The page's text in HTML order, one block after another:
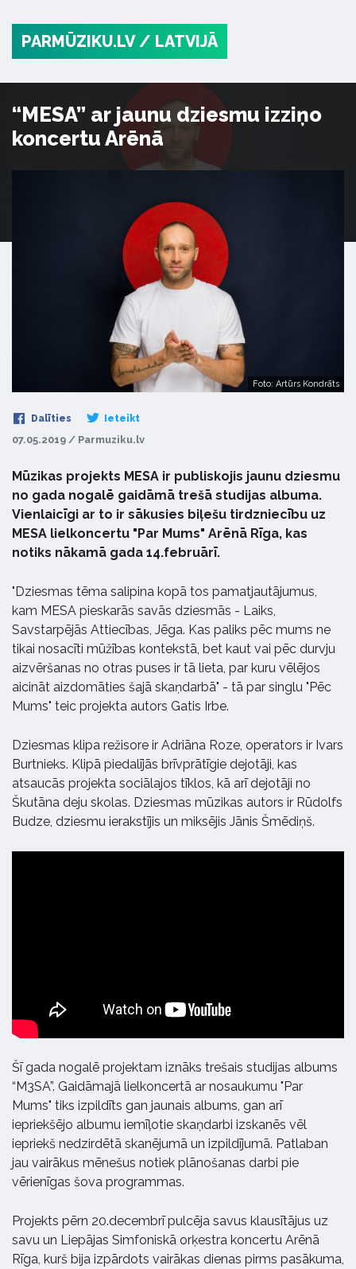
PARMŪZIKU.LV / LATVIJĀ
“MESA” ar jaunu dziesmu izziņo
koncertu Arēnā
Foto: Artūrs Kondrāts
Dalīties Ieteikt
07.05.2019 / Parmuziku.lv
Mūzikas projekts MESA ir publiskojis jaunu dziesmu
no gada nogalē gaidāmā trešā studijas albuma.
Vienlaicīgi ar to ir sākusies biļešu tirdzniecību uz
MESA lielkoncertu "Par Mums" Arēnā Rīga, kas
notiks nākamā gada 14.februārī.
"Dziesmas tēma salipina kopā tos pamatjautājumus,
kam MESA pieskarās savās dziesmās - Laiks,
Savstarpējās Attiecības, Jēga. Kas paliks pēc mums ne
tikai nosacīti mūžības kontekstā, bet kaut vai pēc durvju
aizvēršanas no otras puses ir tā lieta, par kuru vēlējos
aicināt aizdomāties šajā skaņdarbā" - tā par singlu "Pēc
Mums" teic projekta autors Gatis Irbe.
Dziesmas klipa režisore ir Adriāna Roze, operators ir Ivars
Burtnieks. Klipā piedalījās brīvprātīgie dejotāji, kas
atsaucās projekta sociālajos tīklos, kā arī dejotāji no
Škutāna deju skolas. Dziesmas mūzikas autors ir Rūdolfs
Budze, dziesmu ierakstījis un miksējis Jānis Šmēdiņš.
Šī gada nogalē projektam iznāks trešais studijas albums
“M3SA”. Gaidāmajā lielkoncertā ar nosaukumu "Par
Mums" tiks izpildīts gan jaunais albums, gan arī
iepriekšējo albumu iemīļotie skaņdarbi izskanēs vēl
iepriekš nedzirdētā skanējumā un izpildījumā. Patlaban
jau vairākus mēnešus notiek plānošanas darbi pie
vērienīgas šova programmas.
Projekts pērn 20.decembrī pulcēja savus klausītājus uz
savu un Liepājas Simfoniskā orķestra koncertu Arēnā
Rīga, kurš bija izpārdots vairākas dienas pirms pasākuma,